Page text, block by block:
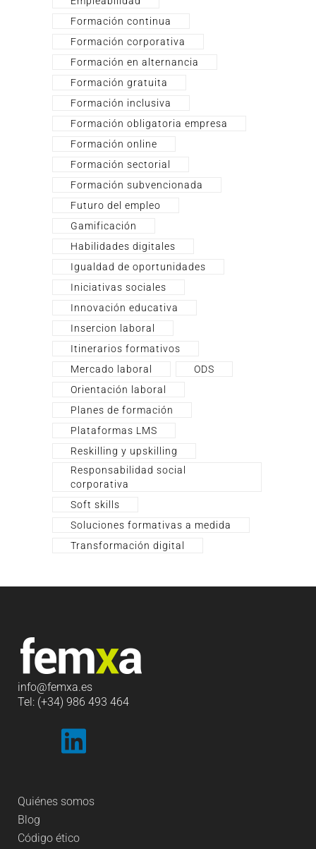
Formación continua
Formación corporativa
Formación en alternancia
Formación gratuita
Formación inclusiva
Formación obligatoria empresa
Formación online
Formación sectorial
Formación subvencionada
Futuro del empleo
Gamificación
Habilidades digitales
Igualdad de oportunidades
Iniciativas sociales
Innovación educativa
Insercion laboral
Itinerarios formativos
Mercado laboral
ODS
Orientación laboral
Planes de formación
Plataformas LMS
Reskilling y upskilling
Responsabilidad social
corporativa
Soft skills
Soluciones formativas a medida
Transformación digital
info@femxa.es
Tel: (+34) 986 493 464
Quiénes somos
Blog
Código ético